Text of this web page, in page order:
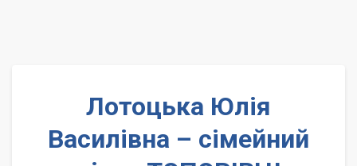
Лотоцька Юлія
Василівна – сімейний